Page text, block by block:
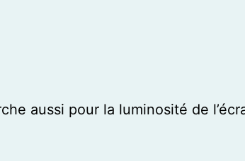
aussi pour la luminosité de